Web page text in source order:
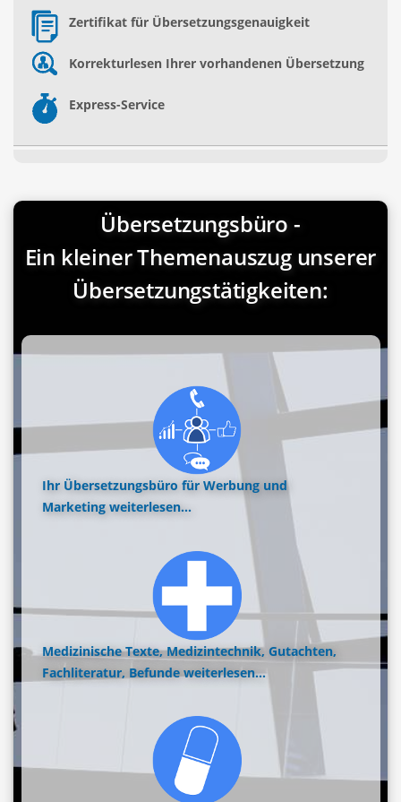
Zertifikat für Übersetzungsgenauigkeit
Korrekturlesen Ihrer vorhandenen Übersetzung
Express-Service
Übersetzungsbüro -
Ein kleiner Themenauszug unserer
Übersetzungstätigkeiten:
Ihr Übersetzungsbüro für Werbung und
Marketing weiterlesen...
Medizinische Texte, Medizintechnik, Gutachten,
Fachliteratur, Befunde weiterlesen...